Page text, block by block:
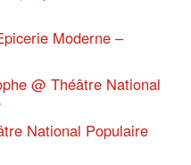
Moderne –
@ Théâtre National
National Populaire